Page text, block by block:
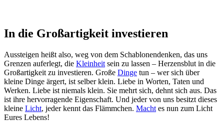
In die Großartigkeit investieren
Aussteigen heißt also, weg von dem Schablonendenken, das uns
Grenzen auferlegt, die Kleinheit sein zu lassen – Herzensblut in die
Großartigkeit zu investieren. Große Dinge tun – wer sich über
kleine Dinge ärgert, ist selber klein. Liebe in Worten, Taten und
Werken. Liebe ist niemals klein. Sie mehrt sich, dehnt sich aus. Das
ist ihre hervorragende Eigenschaft. Und jeder von uns besitzt dieses
kleine Licht, jeder kennt das Flämmchen. Macht es nun zum Licht
Eures Lebens!